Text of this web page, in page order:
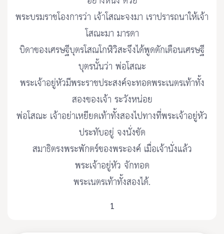
พระบรมราชโองการว่า เจ้าโสณะจงมา เราปรารถนาให้เจ้า
โสณะมา มารดา
บิดาของเศรษฐีบุตรโสณโกฬิวิสะจึงได้พูดตักเตือนเศรษฐี
บุตรนั้นว่า พ่อโสณะ
พระเจ้าอยู่หัวมีพระราชประสงค์จะทอดพระเนตรเท้าทั้ง
สองของเจ้า ระวังหน่อย
พ่อโสณะ เจ้าอย่าเหยียดเท้าทั้งสองไปทางที่พระเจ้าอยู่หัว
ประทับอยู่ จงนั่งขัด
สมาธิตรงพระพักตร์ของพระองค์ เมื่อเจ้านั่งแล้ว
พระเจ้าอยู่หัว จักทอด
พระเนตรเท้าทั้งสองได้.
1